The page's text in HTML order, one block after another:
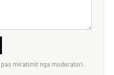
pas miratimit nga moderatori.